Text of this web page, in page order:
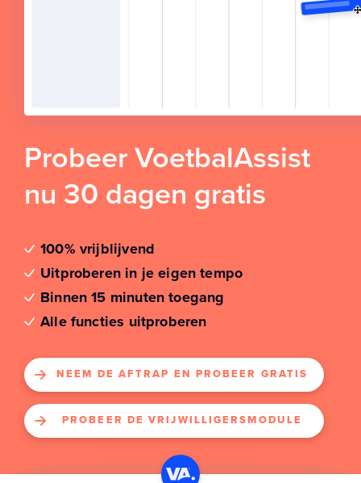
Probeer VoetbalAssist
nu 30 dagen gratis
100% vrijblijvend
Uitproberen in je eigen tempo
Binnen 15 minuten toegang
Alle functies uitproberen
NEEM DE AFTRAP EN PROBEER GRATIS
PROBEER DE VRIJWILLIGERSMODULE